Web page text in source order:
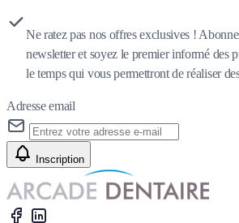
Ne ratez pas nos offres exclusives !
newsletter et soyez le premier informé des
le temps qui vous permettront de réaliser
Adresse email
Inscription